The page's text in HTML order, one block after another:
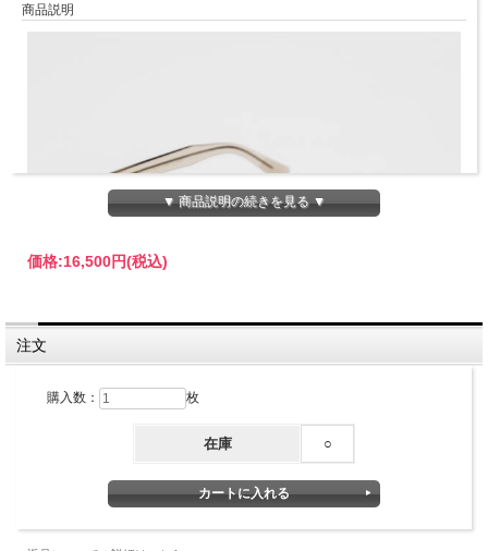
商品説明
アンクラウド×ワックス サングラス CIVIC クリアグ
レー / UNCROWD×WAX Shades "CIVIC" C.Gray
▼ 商品説明の続きを見る ▼
価格:16,500円(税込)
注文
購入数： 枚
在庫 ○